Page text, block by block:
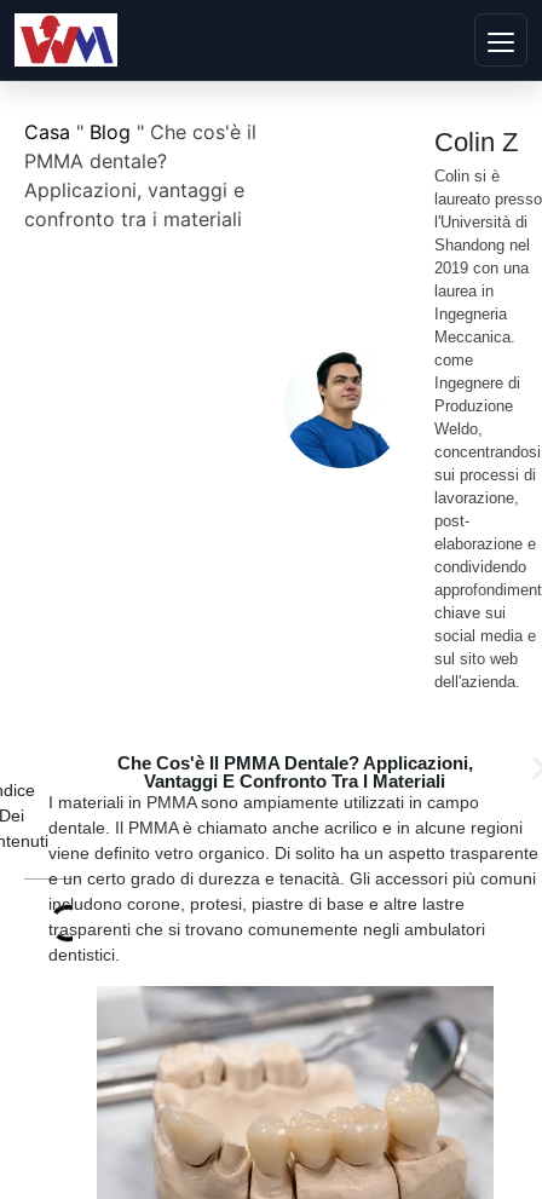
Casa " Blog " Che cos'è il
PMMA dentale?
Applicazioni, vantaggi e
confronto tra i materiali
Colin Z
Colin si è
laureato presso
l'Università di
Shandong nel
2019 con una
laurea in
Ingegneria
Meccanica.
come
Ingegnere di
Produzione
Weldo,
concentrandosi
sui processi di
lavorazione,
post-
elaborazione e
condividendo
chiave sui
social media e
sul sito web
dell'azienda.
Dei
Che Cos'è Il PMMA Dentale? Applicazioni,
Vantaggi E Confronto Tra I Materiali
I materiali in PMMA sono ampiamente utilizzati in campo
dentale. Il PMMA è chiamato anche acrilico e in alcune regioni
viene definito vetro organico. Di solito ha un aspetto trasparente
e un certo grado di durezza e tenacità. Gli accessori più comuni
includono corone, protesi, piastre di base e altre lastre
trasparenti che si trovano comunemente negli ambulatori
dentistici.